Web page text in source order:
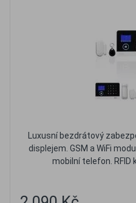
Luxusní bezdrátový
displejem. GSM a WiFi
mobilní telefon. RFID